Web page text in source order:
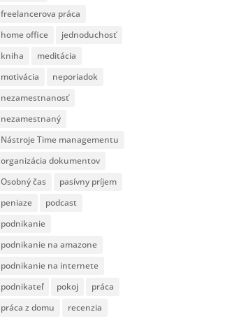
freelancerova práca
home office
jednoduchosť
kniha
meditácia
motivácia
neporiadok
nezamestnanosť
nezamestnaný
Nástroje Time managementu
organizácia dokumentov
Osobný čas
pasívny príjem
peniaze
podcast
podnikanie
podnikanie na amazone
podnikanie na internete
podnikateľ
pokoj
práca
práca z domu
recenzia